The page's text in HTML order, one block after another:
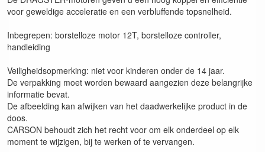
voor geweldige acceleratie en een verbluffende topsnelheid.
Inbegrepen: borstelloze motor 12T, borstelloze controller,
handleiding
Veiligheidsopmerking: niet voor kinderen onder de 14 jaar.
De verpakking moet worden bewaard aangezien deze belangrijke
informatie bevat.
De afbeelding kan afwijken van het daadwerkelijke product in de
doos.
CARSON behoudt zich het recht voor om elk onderdeel op elk
moment te wijzigen, bij te werken of te vervangen.